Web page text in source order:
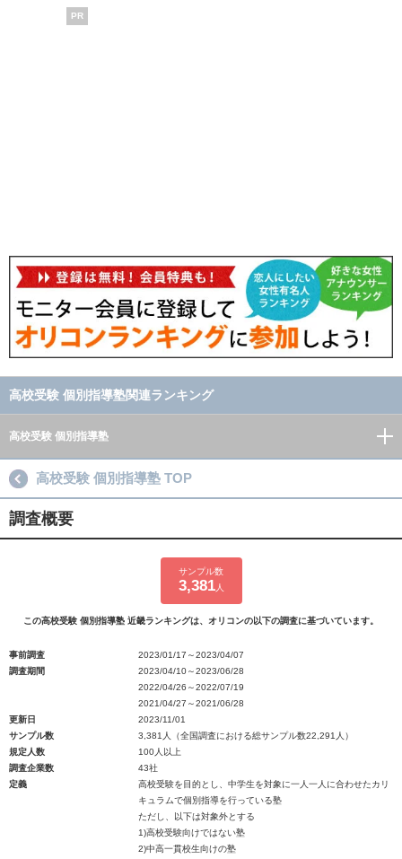
PR
高校受験 個別指導塾関連ランキング
高校受験 個別指導塾
高校受験 個別指導塾 TOP
調査概要
サンプル数
3,381人
この高校受験 個別指導塾 近畿ランキングは、オリコンの以下の調査に基づいています。
事前調査
2023/01/17～2023/04/07
調査期間
2023/04/10～2023/06/28
2022/04/26～2022/07/19
2021/04/27～2021/06/28
更新日
2023/11/01
サンプル数
3,381人（全国調査における総サンプル数22,291人）
規定人数
100人以上
調査企業数
43社
定義
高校受験を目的とし、中学生を対象に一人一人に合わせたカリ
キュラムで個別指導を行っている塾
ただし、以下は対象外とする
1)高校受験向けではない塾
2)中高一貫校生向けの塾